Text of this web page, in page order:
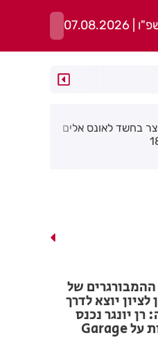
חולון תקבל 2.5 מיליון שקלים
מתחבורה
של
יוצא לדרך
יונגר נכנס
לבעלות על Garage